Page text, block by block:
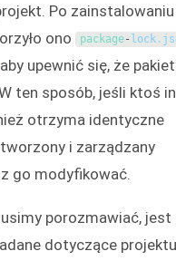
Po zainstalowaniu
ono
package- lock.
upewnić się, że
ten sposób, jeśli ktoś
otrzyma identyczne
i zarządzany
go modyfikować.
porozmawiać, jest
dotyczące